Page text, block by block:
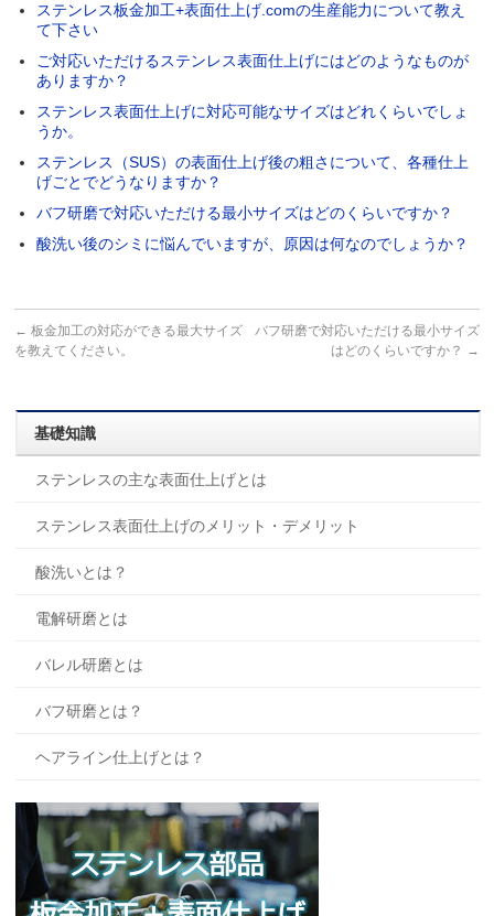
ステンレス板金加工+表面仕上げ.comの生産能力について教え
て下さい
ご対応いただけるステンレス表面仕上げにはどのようなものが
ありますか？
ステンレス表面仕上げに対応可能なサイズはどれくらいでしょ
うか。
ステンレス（SUS）の表面仕上げ後の粗さについて、各種仕上
げごとでどうなりますか？
バフ研磨で対応いただける最小サイズはどのくらいですか？
酸洗い後のシミに悩んでいますが、原因は何なのでしょうか？
← 板金加工の対応ができる最大サイズ
を教えてください。
バフ研磨で対応いただける最小サイズ
はどのくらいですか？ →
基礎知識
ステンレスの主な表面仕上げとは
ステンレス表面仕上げのメリット・デメリット
酸洗いとは？
電解研磨とは
バレル研磨とは
バフ研磨とは？
ヘアライン仕上げとは？